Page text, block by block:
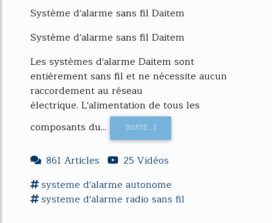
Système d'alarme sans fil Daitem
Système d'alarme sans fil Daitem
Les systèmes d'alarme Daitem sont
entièrement sans fil et ne nécessite aucun
raccordement au réseau
électrique. L'alimentation de tous les
composants du...
[SUITE...]
861 Articles
25 Vidéos
systeme d'alarme autonome
systeme d'alarme radio sans fil